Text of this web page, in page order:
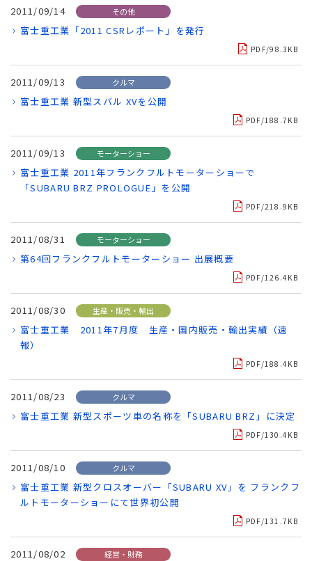
2011/09/14 その他
富士重工業「2011 CSRレポート」を発行
PDF/98.3KB
2011/09/13 クルマ
富士重工業 新型スバル XVを公開
PDF/188.7KB
2011/09/13 モーターショー
富士重工業 2011年フランクフルトモーターショーで
「SUBARU BRZ PROLOGUE」を公開
PDF/218.9KB
2011/08/31 モーターショー
第64回フランクフルトモーターショー 出展概要
PDF/126.4KB
2011/08/30 生産・販売・輸出
富士重工業 2011年7月度 生産・国内販売・輸出実績（速
報）
PDF/188.4KB
2011/08/23 クルマ
富士重工業 新型スポーツ車の名称を「SUBARU BRZ」に決定
PDF/130.4KB
2011/08/10 クルマ
富士重工業 新型クロスオーバー「SUBARU XV」を フランクフ
ルトモーターショーにて世界初公開
PDF/131.7KB
2011/08/02 経営・財務